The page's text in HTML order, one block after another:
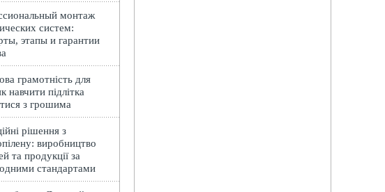
монтаж
систем:
этапы и гарантии
грамотність для
навчити підлітка
з грошима
рішення з
виробництво
та продукції за
стандартами